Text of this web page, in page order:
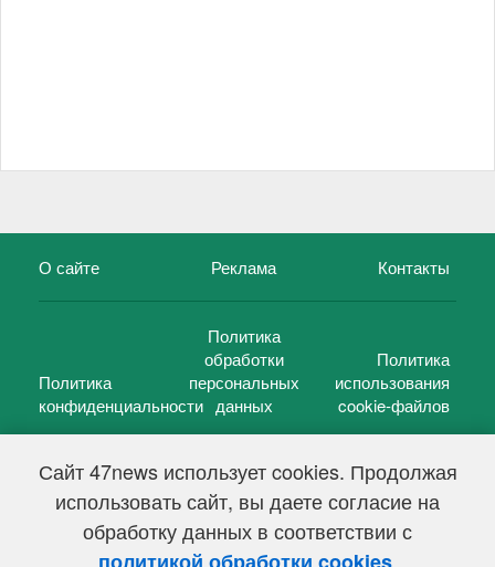
Сайт 47news использует cookies. Продолжая
использовать сайт, вы даете согласие на
обработку данных в соответствии с
.
О сайте Реклама Контакты
Политика
конфиденциальности
Политика
обработки
персональных
данных
Политика
использования
cookie-файлов
47 новостей (47 news)2005 — 2026 г.
Свидетельство о регистрации СМИ Эл № ФС 77-39848, выдано
Федеральной службой по надзору в сфере связи,